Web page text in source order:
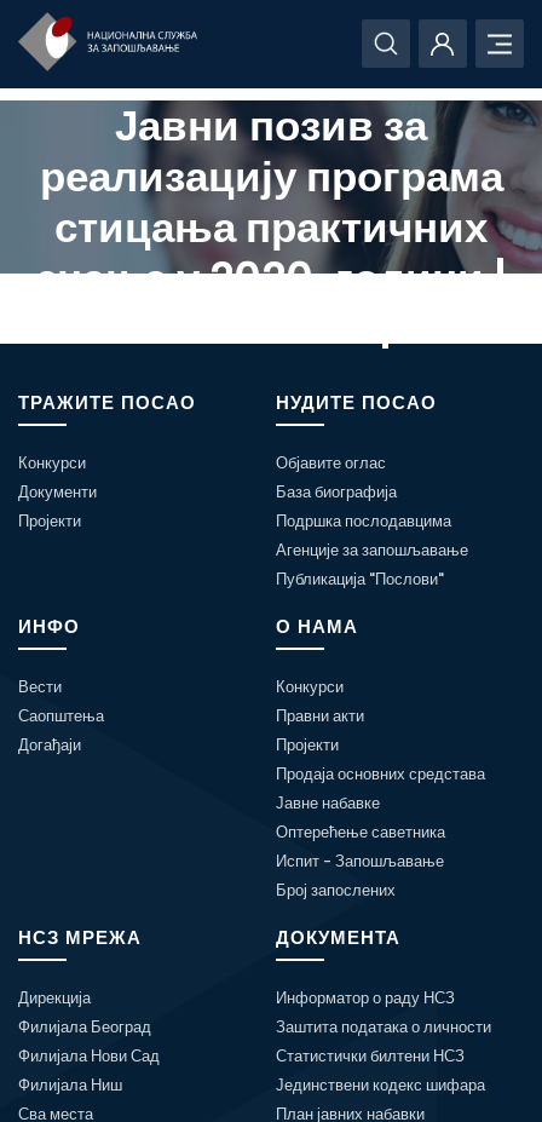
Јавни позив за
реализацију програма
стицања практичних
знања у 2020. години |
ЗАТВОРЕН|
ТРАЖИТЕ ПОСАО
Конкурси
Документи
Пројекти
НУДИТЕ ПОСАО
Објавите оглас
База биографија
Подршка послодавцима
Агенције за запошљавање
Публикација "Послови"
ИНФО
Вести
Саопштења
Догађаји
О НАМА
Конкурси
Правни акти
Пројекти
Продаја основних средстава
Јавне набавке
Оптерећење саветника
Испит - Запошљавање
Број запослених
НСЗ МРЕЖА
Дирекција
Филијала Београд
Филијала Нови Сад
Филијала Ниш
Сва места
ДОКУМЕНТА
Информатор о раду НСЗ
Заштита података о личности
Статистички билтени НСЗ
Јединствени кодекс шифара
План јавних набавки